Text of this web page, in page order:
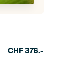
CHF376.-